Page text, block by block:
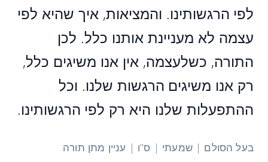
לפי הרגשותינו. והמציאות, איך שהיא לפי
עצמה לא מעניינת אותנו כלל. לכן
התורה, כשלעצמה, אין אנו משיגים כלל,
רק אנו משיגים הרגשות שלנו. וכל
ההתפעלות שלנו היא רק לפי הרגשותינו.
בעל הסולם | שמעתי | ס"ו | עניין מתן תורה